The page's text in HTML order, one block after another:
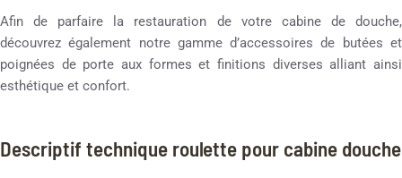
Afin de parfaire la restauration de votre cabine de douche,
découvrez également notre gamme d’accessoires de butées et
poignées de porte aux formes et finitions diverses alliant ainsi
esthétique et confort.
Descriptif technique roulette pour cabine douche